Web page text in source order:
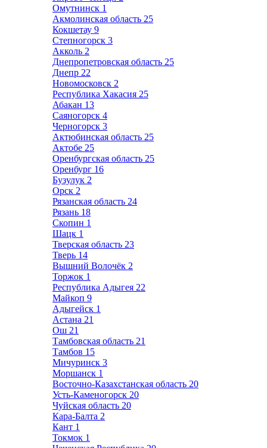
Омутнинск 1
Акмолинская область 25
Кокшетау 9
Степногорск 3
Акколь 2
Днепропетровская область 25
Днепр 22
Новомосковск 2
Республика Хакасия 25
Абакан 13
Саяногорск 4
Черногорск 3
Актюбинская область 25
Актобе 25
Оренбургская область 25
Оренбург 16
Бузулук 2
Орск 2
Рязанская область 24
Рязань 18
Скопин 1
Шацк 1
Тверская область 23
Тверь 14
Вышний Волочёк 2
Торжок 1
Республика Адыгея 22
Майкоп 9
Адыгейск 1
Астана 21
Ош 21
Тамбовская область 21
Тамбов 15
Мичуринск 3
Моршанск 1
Восточно-Казахстанская область 20
Усть-Каменогорск 20
Чуйская область 20
Кара-Балта 2
Кант 1
Токмок 1